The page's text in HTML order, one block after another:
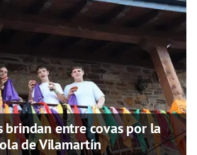
brindan entre covas por la
de Vilamartín